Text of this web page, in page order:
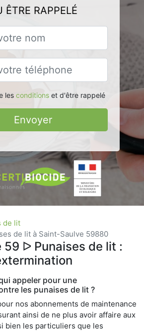
ÊTRE RAPPELÉ
les conditionset d'être rappelé
Envoyer
de lit
de lit à Saint-Saulve 59880
59 ᐅ Punaises de lit :
appeler pour une
les punaises de lit ?
nos abonnements de maintenance
ainsi de ne plus avoir affaire aux
bien les particuliers que les